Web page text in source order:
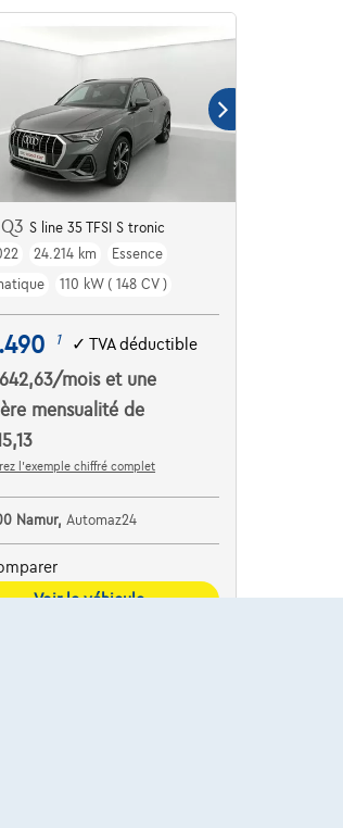
Q3S line 35 TFSI S tronic
24.214 km
Essence
110 kW ( 148 CV )
1 ✓TVA déductible
/moiset une
mensualité de
l’exemple chiffré complet
Namur, Automaz24
Voir le véhicule